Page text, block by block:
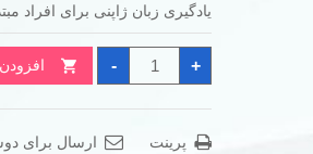
یادگیری زبان ژاپنی برای افراد
-
کتاب
ژاپنی
از
Japanese
zero
+
پرینت ارسال برای